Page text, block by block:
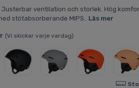
Justerbar ventilation och storlek. Hög
stötabsorberande MIPS.. Läs mer
(Vi skickar varje vardag)